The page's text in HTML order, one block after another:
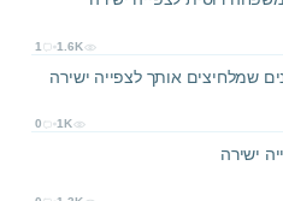
1 1.6K
שמלחיצים אותך לצפייה ישירה
0 1K
ישירה